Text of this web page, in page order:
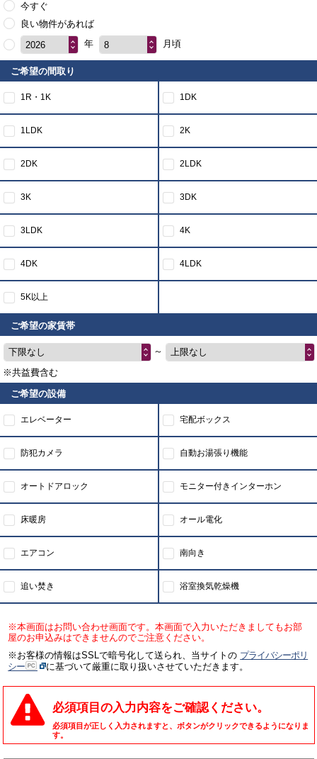
今すぐ
良い物件があれば
2026
年 8 月頃
ご希望の間取り
1R・1K 1DK
1LDK 2K
2DK 2LDK
3K 3DK
3LDK 4K
4DK 4LDK
5K以上
ご希望の家賃帯
下限なし ～
上限なし
※共益費含む
ご希望の設備
エレベーター 宅配ボックス
防犯カメラ 自動お湯張り機能
オートドアロック モニター付きインターホン
床暖房 オール電化
エアコン 南向き
追い焚き 浴室換気乾燥機
※本画面はお問い合わせ画面です。本画面で入力いただきましてもお部
屋のお申込みはできませんのでご注意ください。
※お客様の情報はSSLで暗号化して送られ、当サイトの プライバシーポリ
シー
に基づいて厳重に取り扱いさせていただきます。
必須項目の入力内容をご確認ください。
必須項目が正しく入力されますと、ボタンがクリックできるようになりま
す。